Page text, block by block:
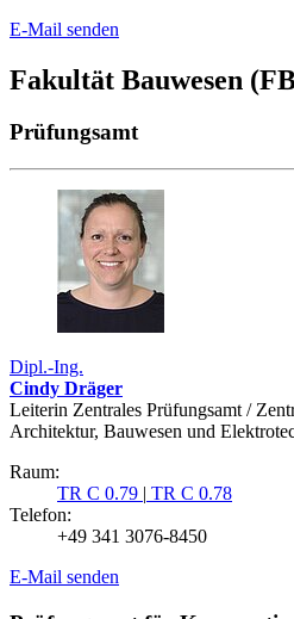
E-Mail senden
Fakultät Bauwesen
Prüfungsamt
Dipl.-Ing.
Cindy Dräger
Leiterin Zentrales Prüfungsamt /
Architektur, Bauwesen und
Raum:
TR C 0.79 | TR C 0.78
Telefon:
+49 341 3076-8450
E-Mail senden